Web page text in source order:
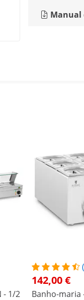
- 1/2
142,00 €
Banho-maria